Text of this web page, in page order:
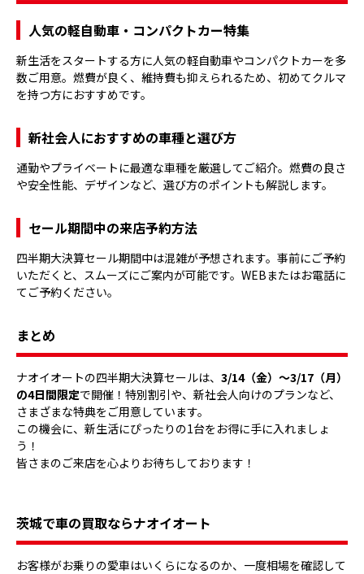
人気の軽自動車・コンパクトカー特集
新生活をスタートする方に人気の軽自動車やコンパクトカーを多
数ご用意。燃費が良く、維持費も抑えられるため、初めてクルマ
を持つ方におすすめです。
新社会人におすすめの車種と選び方
通勤やプライベートに最適な車種を厳選してご紹介。燃費の良さ
や安全性能、デザインなど、選び方のポイントも解説します。
セール期間中の来店予約方法
四半期大決算セール期間中は混雑が予想されます。事前にご予約
いただくと、スムーズにご案内が可能です。WEBまたはお電話に
てご予約ください。
まとめ
ナオイオートの四半期大決算セールは、 3/14（金）～3/17（月）
の4日間限定で開催！特別割引や、新社会人向けのプランなど、
さまざまな特典をご用意しています。
この機会に、新生活にぴったりの1台をお得に手に入れましょ
う！
皆さまのご来店を心よりお待ちしております！
茨城で車の買取ならナオイオート
お客様がお乗りの愛車はいくらになるのか、一度相場を確認して